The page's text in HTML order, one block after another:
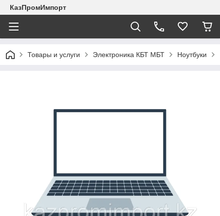
КазПромИмпорт
Товары и услуги Электроника КБТ МБТ Ноутбуки